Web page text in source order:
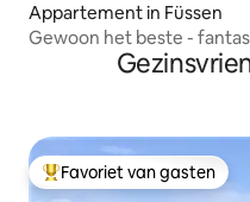
Appartement in Füssen
Gewoon het beste -
Topfavoriet van gasten
Favoriet van gasten